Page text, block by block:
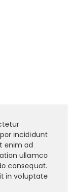
incididunt
enim ad
ullamco
consequat.
in voluptate